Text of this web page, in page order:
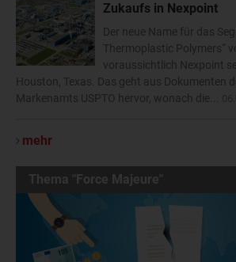
Zukaufs in Nexpoint
Der neue Name für das
Thermoplastic Polymers“
voraussichtlich Nexpoint
Houston, Texas. Das geht aus Dokumenten
Markenamts USPTO hervor, wonach die...
mehr
Thema "Force Majeure"